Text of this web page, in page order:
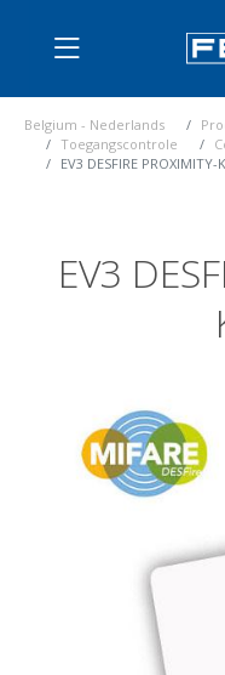
Belgium - Nederlands
Toegangscontrole
EV3 DESFIRE PROXIMITY-
EV3